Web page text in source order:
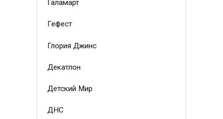
Галамарт
Гефест
Глория Джинс
Декатлон
Детский Мир
ДНС